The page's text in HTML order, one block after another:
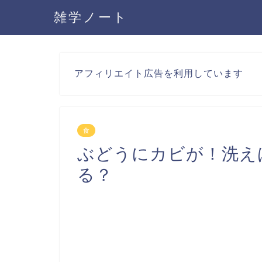
雑学ノート
アフィリエイト広告を利用しています
食
ぶどうにカビが！洗
る？